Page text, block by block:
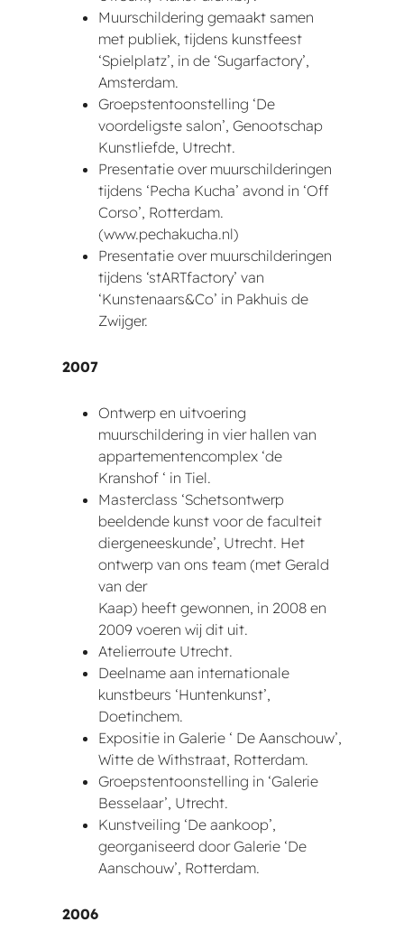
Muurschildering gemaakt samen
met publiek, tijdens kunstfeest
‘Spielplatz’, in de ‘Sugarfactory’,
Amsterdam.
Groepstentoonstelling ‘De
voordeligste salon’, Genootschap
Kunstliefde, Utrecht.
Presentatie over muurschilderingen
tijdens ‘Pecha Kucha’ avond in ‘Off
Corso’, Rotterdam.
(www.pechakucha.nl)
Presentatie over muurschilderingen
tijdens ‘stARTfactory’ van
‘Kunstenaars&Co’ in Pakhuis de
Zwijger.
2007
Ontwerp en uitvoering
muurschildering in vier hallen van
appartementencomplex ‘de
Kranshof ‘ in Tiel.
Masterclass ‘Schetsontwerp
beeldende kunst voor de faculteit
diergeneeskunde’, Utrecht. Het
ontwerp van ons team (met Gerald
van der
Kaap) heeft gewonnen, in 2008 en
2009 voeren wij dit uit.
Atelierroute Utrecht.
Deelname aan internationale
kunstbeurs ‘Huntenkunst’,
Doetinchem.
Expositie in Galerie ‘ De Aanschouw’,
Witte de Withstraat, Rotterdam.
Groepstentoonstelling in ‘Galerie
Besselaar’, Utrecht.
Kunstveiling ‘De aankoop’,
georganiseerd door Galerie ‘De
Aanschouw’, Rotterdam.
2006